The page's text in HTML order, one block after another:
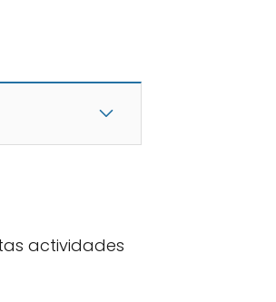
actividades